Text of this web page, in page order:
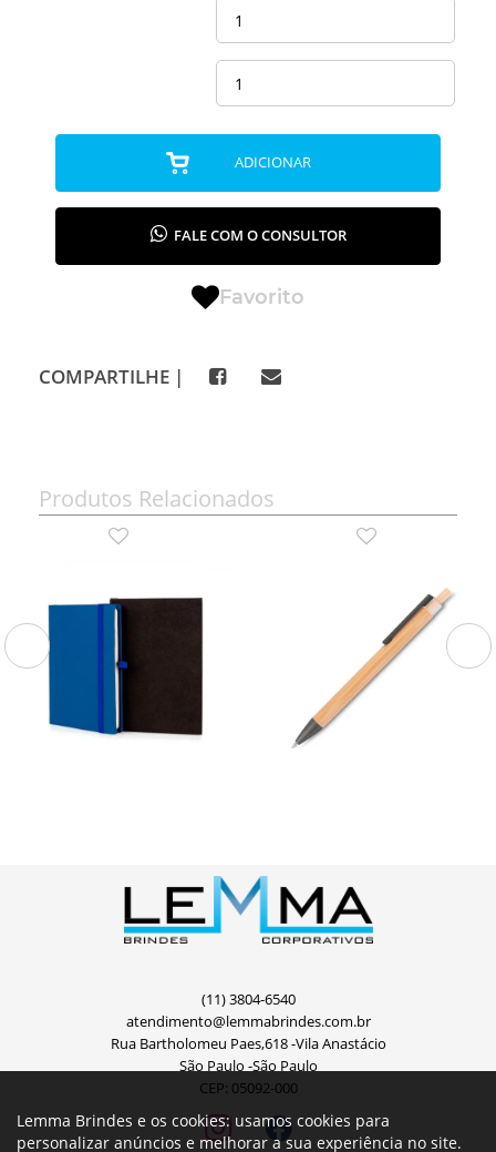
ADICIONAR
FALE COM O CONSULTOR
Favorito
COMPARTILHE |
Produtos Relacionados
marcador de página, porta caneta e
(11) 3804-6540
atendimento@lemmabrindes.com.br
Rua Bartholomeu Paes,618 -Vila Anastácio
São Paulo -São Paulo
CEP: 05092-000
Lemma Brindes e os cookies: usamos cookies para
personalizar anúncios e melhorar a sua experiência no site.